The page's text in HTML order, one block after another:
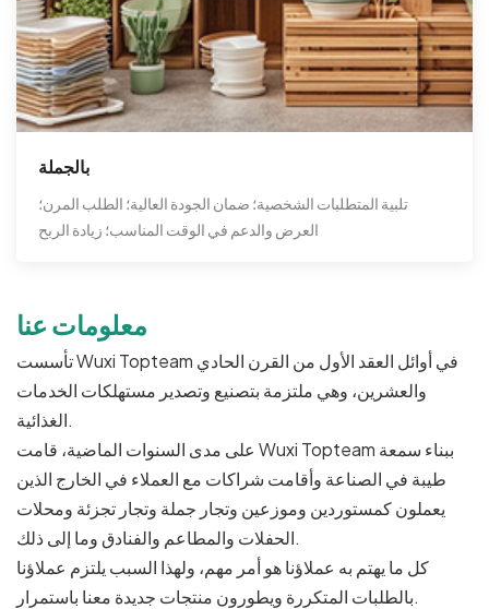
بالجملة
تلبية المتطلبات الشخصية؛ ضمان الجودة العالية؛ الطلب المرن؛
العرض والدعم في الوقت المناسب؛ زيادة الربح
معلومات عنا
تأسست Wuxi Topteam في أوائل العقد الأول من القرن الحادي
والعشرين، وهي ملتزمة بتصنيع وتصدير مستهلكات الخدمات
الغذائية.
على مدى السنوات الماضية، قامت Wuxi Topteam ببناء سمعة
طيبة في الصناعة وأقامت شراكات مع العملاء في الخارج الذين
يعملون كمستوردين وموزعين وتجار جملة وتجار تجزئة ومحلات
الحفلات والمطاعم والفنادق وما إلى ذلك.
كل ما يهتم به عملاؤنا هو أمر مهم، ولهذا السبب يلتزم عملاؤنا
بالطلبات المتكررة ويطورون منتجات جديدة معنا باستمرار.